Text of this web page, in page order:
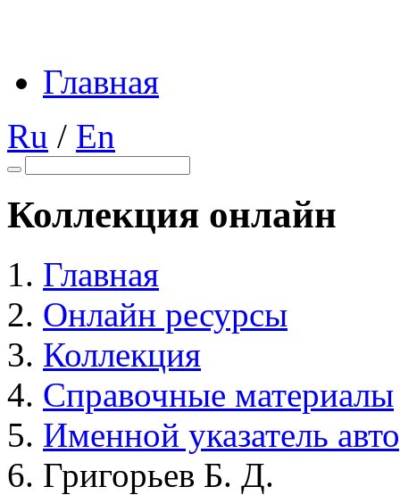
Главная
Ru / En
Коллекция онлайн
Главная
Онлайн ресурсы
Коллекция
Справочные материалы
Именной указатель
Григорьев Б. Д.